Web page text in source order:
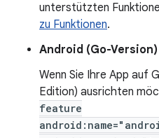
unterstützten
zu Funktionen.
Android (Go-Version)
Wenn Sie Ihre App auf
Edition) ausrichten
feature